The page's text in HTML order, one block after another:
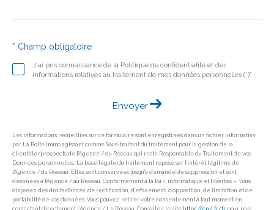
J'ai pris connaissance de la Politique de confidentialité et des
informations relatives au traitement de mes données personnelles (*)*
* Champ obligatoire
Envoyer
Les informations recueillies sur ce formulaire sont enregistrées dans un fichier informatisé
par La Boite Immo agissant comme Sous-traitant du traitement pour la gestion de la
clientèle/prospects de l'Agence / du Réseau qui reste Responsable du Traitement de vos
Données personnelles. La base légale du traitement repose sur l'intérêt légitime de
l'Agence / du Réseau. Elles sont conservées jusqu'à demande de suppression et sont
destinées à l'Agence / au Réseau. Conformément à la loi « informatique et libertés », vous
disposez des droits d’accès, de rectification, d’effacement, d’opposition, de limitation et de
portabilité de vos données. Vous pouvez retirer votre consentement à tout moment en